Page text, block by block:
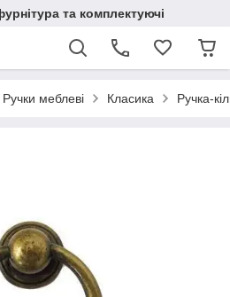
та комплектуючі
Ручки меблеві Класика Ручка-